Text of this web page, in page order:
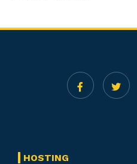
HOSTING